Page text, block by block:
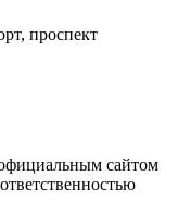
проспект
сайтом